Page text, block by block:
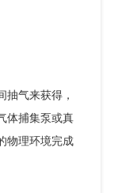
抽气来获得，
体捕集泵或真
物理环境完成